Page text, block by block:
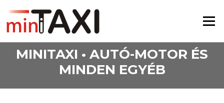
Menü
MINITAXI • AUTÓ-MOTOR ÉS
MINDEN EGYÉB